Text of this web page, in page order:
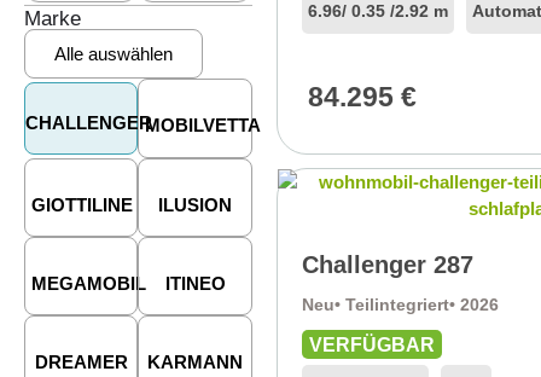
Marke
Alle auswählen
CHALLENGERMOBILVETTA
GIOTTILINE ILUSION
MEGAMOBIL ITINEO
DREAMER KARMANN
6.96/ 0.35 /2.92 m
84.295 €
Challenger 287
Neu• Teilintegriert• 2026
VERFÜGBAR